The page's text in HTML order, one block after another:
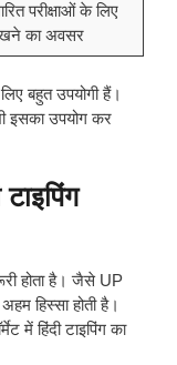
परीक्षाओं के लिए
का अवसर
बहुत उपयोगी हैं।
इसका उपयोग कर
होता है। जैसे UP
हिस्सा होती है।
में हिंदी टाइपिंग का